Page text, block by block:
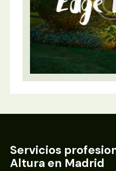
Servicios
Altura en Madrid